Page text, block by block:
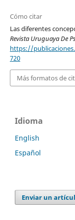
Cómo citar
Las diferentes
Revista Uruguaya De
https://
720
Más formatos de
Idioma
English
Español
Enviar un